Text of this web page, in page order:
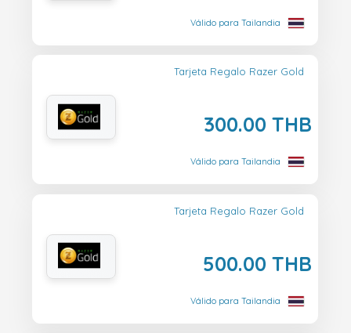
Válido para Tailandia
Tarjeta Regalo Razer Gold
300.00 THB
Válido para Tailandia
Tarjeta Regalo Razer Gold
500.00 THB
Válido para Tailandia